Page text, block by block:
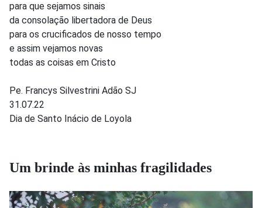
para que sejamos sinais
da consolação libertadora de Deus
para os crucificados de nosso tempo
e assim vejamos novas
todas as coisas em Cristo
Pe. Francys Silvestrini Adão SJ
31.07.22
Dia de Santo Inácio de Loyola
Um brinde às minhas fragilidades